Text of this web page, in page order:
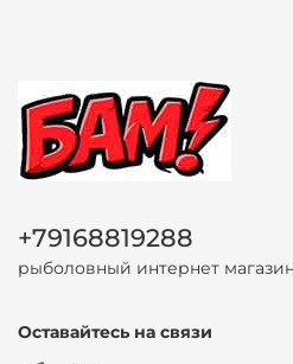
+79168819288
рыболовный интернет магазин
Оставайтесь на связи